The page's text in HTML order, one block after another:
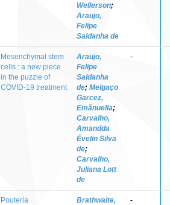
Wellerson;
Araujo,
Felipe
Saldanha de
Mesenchymal stem
cells : a new piece
in the puzzle of
COVID-19 treatment
Araujo,
Felipe
Saldanha
de; Melgaço
Garcez,
Emãnuella;
Carvalho,
Amandda
Évelin Silva
de;
Carvalho,
Juliana Lott
de
-
Pouteria
Brathwaite,
-